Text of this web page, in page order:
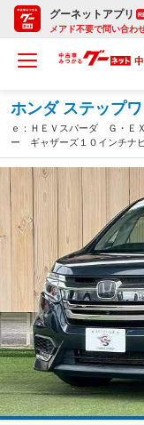
グーネットアプリ
メアド不要で問い合わ
ホンダ ステップ
ｅ：ＨＥＶスパーダ Ｇ・
ー ギャザーズ１０インチ
ゲート レーダークルーズ
Ｃ スマートキー プッシュ
セグテレビ（三重県）